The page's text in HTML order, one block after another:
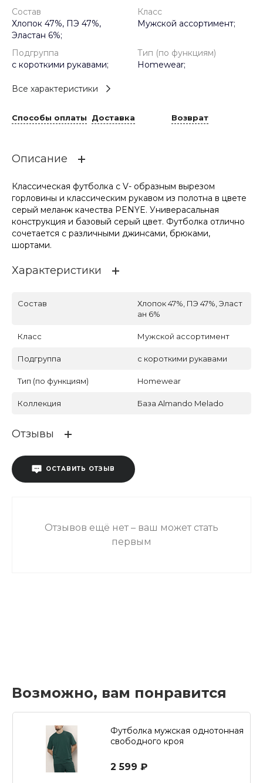
Состав
Хлопок 47%, ПЭ 47%,
Эластан 6%;
Класс
Мужской ассортимент;
Подгруппа
с короткими рукавами;
Тип (по функциям)
Homewear;
Все характеристики
Способы оплаты Доставка Возврат
Описание
Классическая футболка с V- образным вырезом
горловины и классическим рукавом из полотна в цвете
серый меланж качества PENYE. Универасальная
конструкция и базовый серый цвет. Футболка отлично
сочетается с различными джинсами, брюками,
шортами.
Характеристики
Состав
Хлопок 47%, ПЭ 47%, Эласт
ан 6%
Класс Мужской ассортимент
Подгруппа с короткими рукавами
Тип (по функциям) Homewear
Коллекция База Almando Melado
Отзывы
ОСТАВИТЬ ОТЗЫВ
Отзывов ещё нет – ваш может стать
первым
Возможно, вам понравится
Футболка мужская однотонная
свободного кроя
2 599 ₽